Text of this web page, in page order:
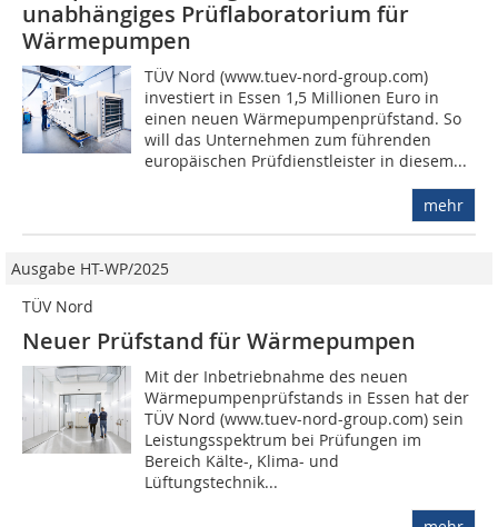
unabhängiges Prüflaboratorium für
Wärmepumpen
TÜV Nord (www.tuev-nord-group.com)
investiert in Essen 1,5 Millionen Euro in
einen neuen Wärmepumpenprüfstand. So
will das Unternehmen zum führenden
europäischen Prüfdienstleister in diesem...
mehr
Ausgabe HT-WP/2025
TÜV Nord
Neuer Prüfstand für Wärmepumpen
Mit der Inbetriebnahme des neuen
Wärmepumpenprüfstands in Essen hat der
TÜV Nord (www.tuev-nord-group.com) sein
Leistungsspektrum bei Prüfungen im
Bereich Kälte-, Klima- und
Lüftungstechnik...